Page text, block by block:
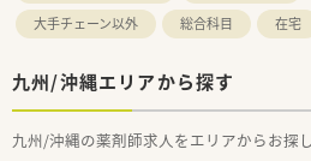
大手チェーン以外
総合科目 在宅
九州/沖縄エリアから探す
九州/沖縄の薬剤師求人をエリアからお探